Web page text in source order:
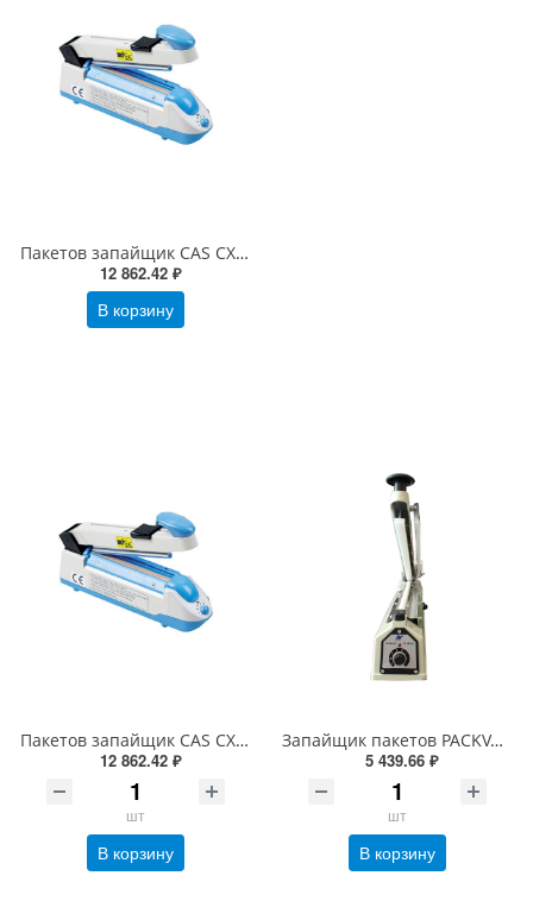
Пакетов запайщик CAS CXP 400/5 настольный ручной без ножа
12 862.42 ₽
В корзину
Пакетов запайщик CAS CXP 400/5 настольный ручной без ножа
12 862.42 ₽
шт
В корзину
Запайщик пакетов PACKVAC IS-400/5C AL (металл., 5 мм/400 мм, с ножом)
5 439.66 ₽
шт
В корзину